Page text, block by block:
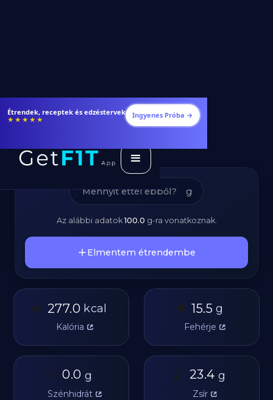
Étrendek, receptek és edzéstervek
★★★★★ Ingyenes Próba →
Sertés Oldalas -
Kalóriatartalom és
Tápanyagok
g
Az alábbi adatok100.0 g-ra vonatkoznak.
Elmentem étrendembe
🔥 277.0 kcal
Kalória
🥩 15.5 g
Fehérje
🥔 0.0 g
Szénhidrát
🫒 23.4 g
Zsír